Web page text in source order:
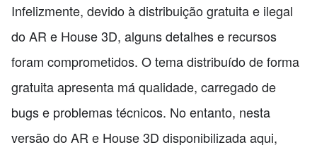
Infelizmente, devido à distribuição gratuita e ilegal
do AR e House 3D, alguns detalhes e recursos
foram comprometidos. O tema distribuído de forma
gratuita apresenta má qualidade, carregado de
bugs e problemas técnicos. No entanto, nesta
versão do AR e House 3D disponibilizada aqui,